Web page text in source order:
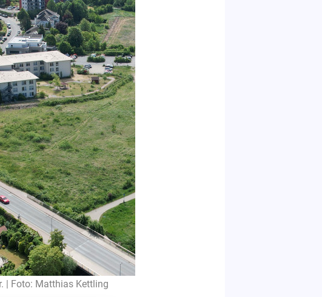
| Foto: Matthias Kettling